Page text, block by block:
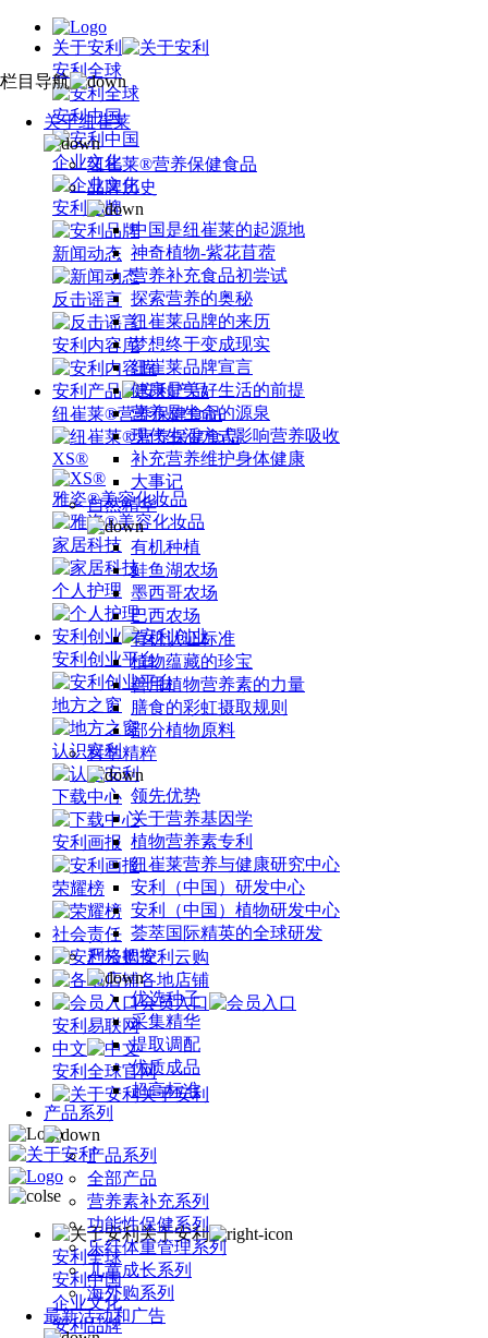
关于安利
安利全球
安利中国
企业文化
安利品牌
新闻动态
反击谣言
安利内容库
安利产品
纽崔莱®营养保健食品
XS®
雅姿®美容化妆品
家居科技
个人护理
安利创业
安利创业平台
地方之窗
认识安利
下载中心
安利画报
荣耀榜
社会责任
安利云购
各地店铺
会员入口
安利易联网
中文
安利全球官网
关于安利
关于安利
安利全球
安利中国
企业文化
安利品牌
栏目导航
关于纽崔莱
纽崔莱®营养保健食品
品牌历史
中国是纽崔莱的起源地
神奇植物-紫花苜蓿
营养补充食品初尝试
探索营养的奥秘
纽崔莱品牌的来历
梦想终于变成现实
纽崔莱品牌宣言
健康是美好生活的前提
营养是生命的源泉
现代生活方式影响营养吸收
补充营养维护身体健康
大事记
自然精华
有机种植
鲑鱼湖农场
墨西哥农场
巴西农场
有机认证标准
植物蕴藏的珍宝
善用植物营养素的力量
膳食的彩虹摄取规则
部分植物原料
科学精粹
领先优势
关于营养基因学
植物营养素专利
纽崔莱营养与健康研究中心
安利（中国）研发中心
安利（中国）植物研发中心
荟萃国际精英的全球研发
严格把控
优选种子
采集精华
提取调配
优质成品
超高标准
产品系列
产品系列
全部产品
营养素补充系列
功能性保健系列
乐纤体重管理系列
儿童成长系列
海外购系列
最新活动和广告